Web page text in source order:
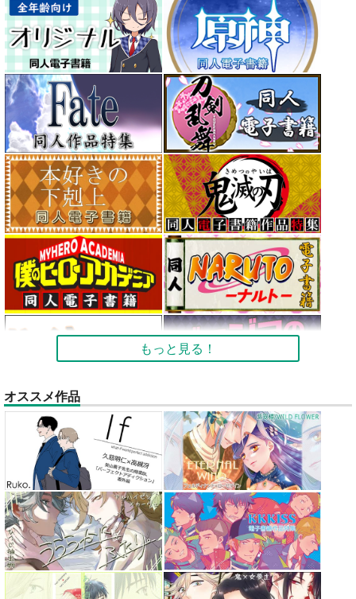
もっと見る！
オススメ作品